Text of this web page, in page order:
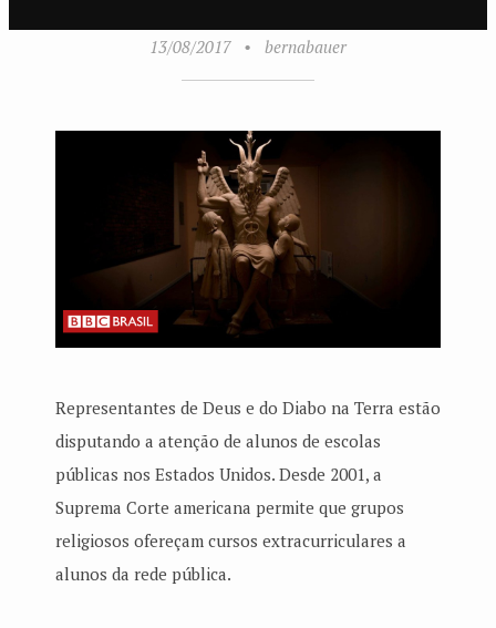
13/08/2017 • bernabauer
Representantes de Deus e do Diabo na Terra estão
disputando a atenção de alunos de escolas
públicas nos Estados Unidos. Desde 2001, a
Suprema Corte americana permite que grupos
religiosos ofereçam cursos extracurriculares a
alunos da rede pública.